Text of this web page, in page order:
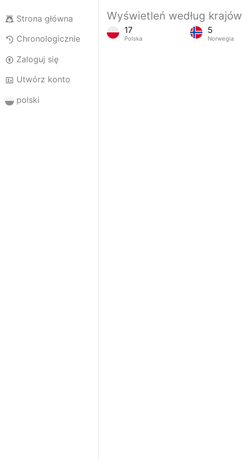
Strona główna
Chronologicznie
Zaloguj się
Utwórz konto
polski
Wyświetleń według krajów
17
Polska
5
Norwegia